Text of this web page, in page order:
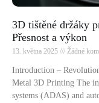
3D tištěné držáky
Přesnost a výkon
13. května 2025 Žádné
Introduction –
Metal 3D Printing The
systems (ADAS) and